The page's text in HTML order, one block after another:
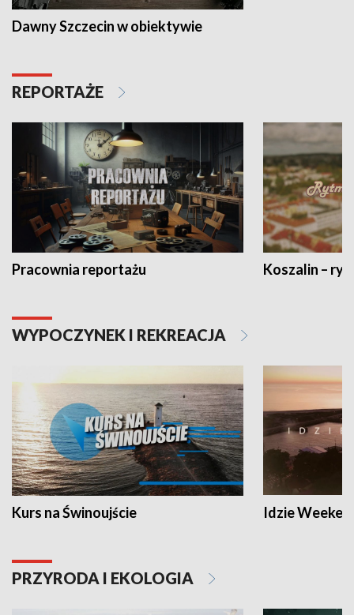
Dawny Szczecin w obiektywie
REPORTAŻE
Pracownia reportażu Koszalin –
WYPOCZYNEK I REKREACJA
Kurs na Świnoujście Idzie
PRZYRODA I EKOLOGIA